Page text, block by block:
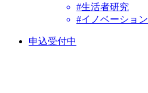
#生活者研究
#イノベーション
申込受付中